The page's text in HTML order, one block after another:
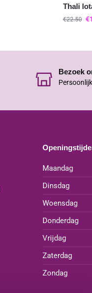
Thali
€22.50 €
Bezoek
Maandag
Dinsdag
Woensdag
Donderdag
Vrijdag
Zaterdag
Zondag